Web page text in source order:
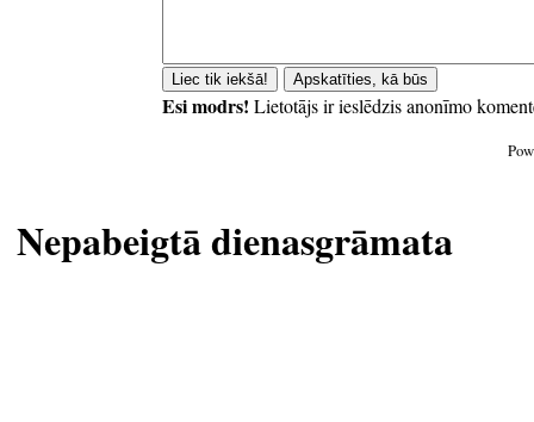
Esi modrs! Lietotājs ir ieslēdzis anonīmo
Nepabeigtā dienasgrāmata